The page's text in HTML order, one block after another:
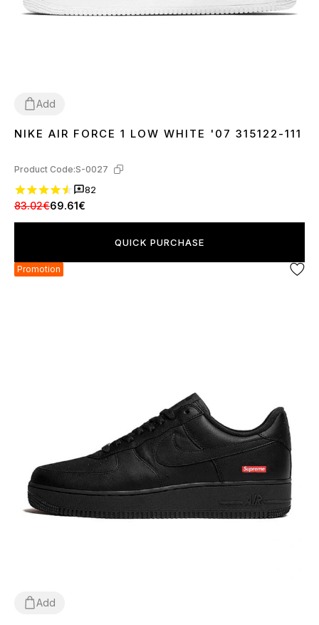
Add
3637 38 39 40414243 444546
NIKE AIR FORCE 1 LOW WHITE '07 315122-111
Product Code:S-0027
82
83.02€69.61€
QUICK PURCHASE
Promotion
Add